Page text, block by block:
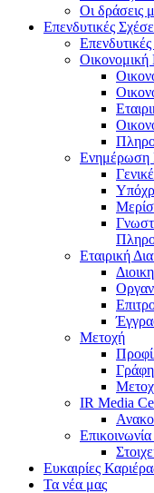
Οι δράσεις
Επενδυτικές
Ενημέρωση
Εταιρική
Μετοχή
IR Media
Ευκαιρίες
Τα νέα μας